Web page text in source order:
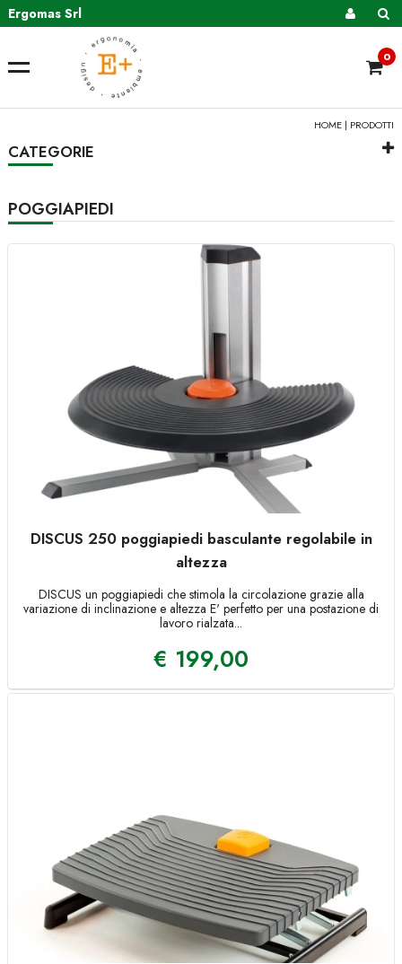
Ergomas Srl
0
HOME | PRODOTTI
CATEGORIE
POGGIAPIEDI
DISCUS 250 poggiapiedi basculante regolabile in
altezza
DISCUS un poggiapiedi che stimola la circolazione grazie alla
variazione di inclinazione e altezza E' perfetto per una postazione di
lavoro rialzata...
€ 199,00